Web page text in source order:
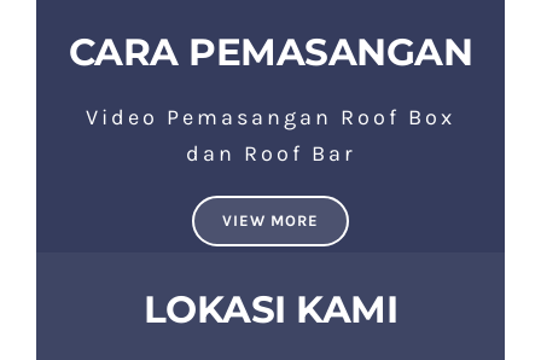
CARA PEMASANGAN
Video Pemasangan Roof Box
dan Roof Bar
VIEW MORE
LOKASI KAMI